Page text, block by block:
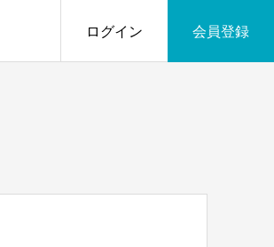
ログイン 会員登録